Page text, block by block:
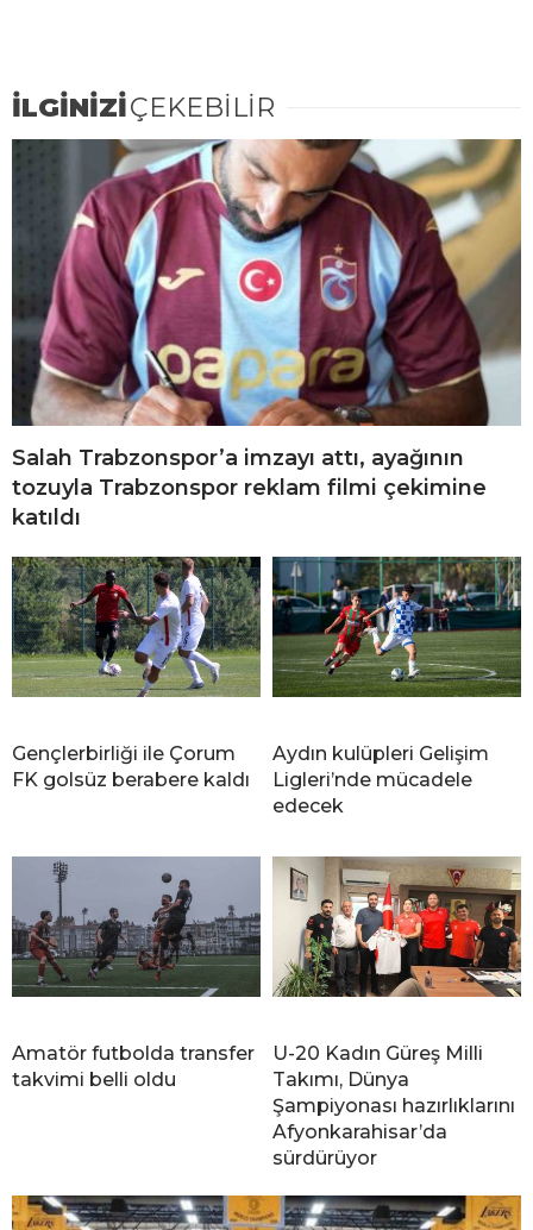
İLGİNİZİÇEKEBİLİR
Salah Trabzonspor’a imzayı attı, ayağının
tozuyla Trabzonspor reklam filmi çekimine
katıldı
Gençlerbirliği ile Çorum
FK golsüz berabere kaldı
Aydın kulüpleri Gelişim
Ligleri’nde mücadele
edecek
Amatör futbolda transfer
takvimi belli oldu
U-20 Kadın Güreş Milli
Takımı, Dünya
Şampiyonası hazırlıklarını
Afyonkarahisar’da
sürdürüyor